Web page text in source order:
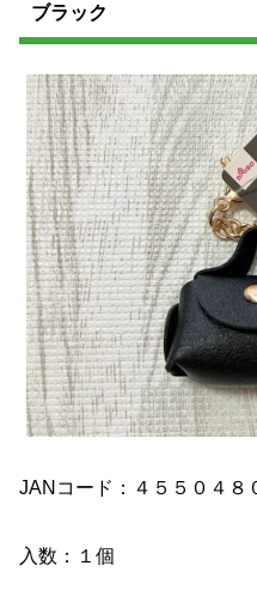
ブラック
JANコード：４５５０４８
入数：１個